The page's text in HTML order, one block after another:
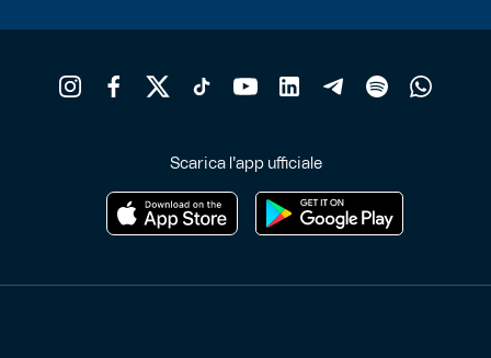
Vintage Collection
Scarica l'app ufficiale